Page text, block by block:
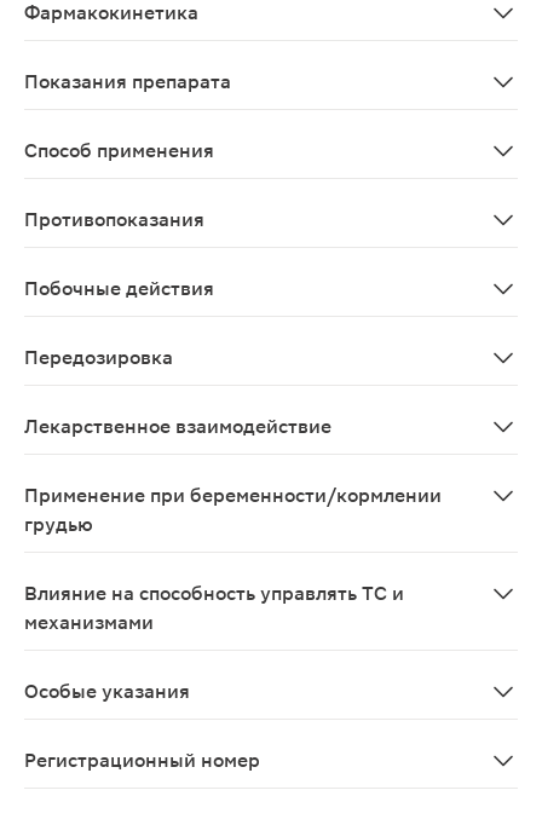
Фармакокинетика
Показания препарата
Способ применения
Противопоказания
Побочные действия
Передозировка
Лекарственное взаимодействие
Применение при беременности/кормлении
грудью
Влияние на способность управлять ТС и
механизмами
Особые указания
Регистрационный номер